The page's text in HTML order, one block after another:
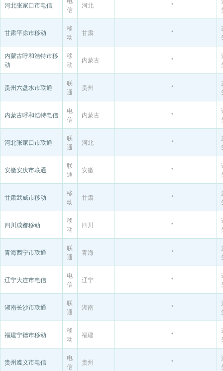
河北张家口市电信
信
河北 *
甘肃平凉市移动
移
动
甘肃 *
内蒙古呼和浩特市移
动
移
动
内蒙古 *
贵州六盘水市联通
联
通
贵州 *
内蒙古呼和浩特电信
电
信
内蒙古 *
河北张家口市联通
联
通
河北 *
安徽安庆市联通
联
通
安徽 *
甘肃武威市移动
移
动
甘肃 *
四川成都移动
移
动
四川 *
青海西宁市联通
联
通
青海 *
辽宁大连市电信
电
信
辽宁 *
湖南长沙市联通
联
通
湖南 *
福建宁德市移动
移
动
福建 *
贵州遵义市电信
电
信
贵州 *